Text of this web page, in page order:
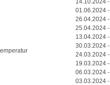
01.06.2024 -
26.04.2024 -
25.04.2024 -
13.04.2024 -
30.03.2024 -
24.03.2024 -
19.03.2024 -
06.03.2024 -
03.03.2024 -